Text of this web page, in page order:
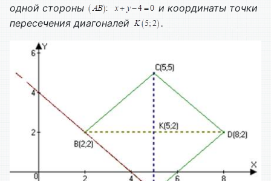
одной стороны
и координаты точки
пересечения диагоналей
.